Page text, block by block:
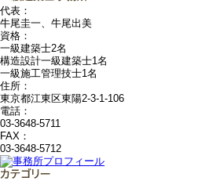
代表：
牛尾圭一、牛尾出美
資格：
一級建築士2名
構造設計一級建築士1名
一級施工管理技士1名
住所：
東京都江東区東陽2-3-1-106
電話：
03-3648-5711
FAX：
03-3648-5712